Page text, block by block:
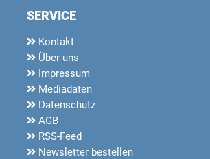
SERVICE
Kontakt
Über uns
Impressum
Mediadaten
Datenschutz
AGB
RSS-Feed
Newsletter bestellen